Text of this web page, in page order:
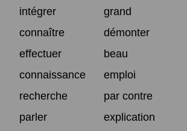
intégrer
grand
connaître
démonter
effectuer
beau
connaissance
emploi
recherche
par contre
parler
explication